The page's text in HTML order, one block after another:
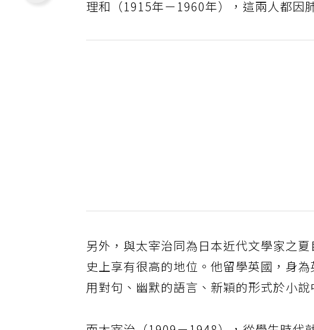
理和（1915年－1960年），這兩人都因
另外，與太宰治同為日本近代文學家之
史上享有很高的地位。他留學英國，身
用對句、幽默的語言、新穎的形式於小